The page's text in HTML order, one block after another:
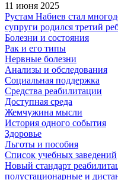
11 июня 2025
Рустам Набиев стал
супруги родился третий
Болезни и состояния
Рак и его типы
Нервные болезни
Анализы и обследования
Социальная поддержка
Средства реабилитации
Доступная среда
Жемчужина мысли
История одного события
Здоровье
Льготы и пособия
Список учебных заведений
Новый стандарт
полустационарные и